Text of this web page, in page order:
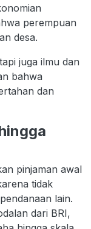
perempuan
desa.
juga ilmu dan
bahwa
dan
pinjaman awal
tidak
lain.
dari BRI,